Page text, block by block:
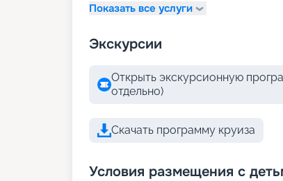
Показать все услуги
Экскурсии
Открыть экскурсионную
отдельно)
Скачать программу круиза
Условия размещения с